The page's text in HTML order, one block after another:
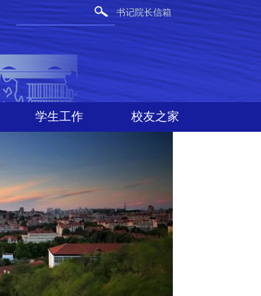
书记院长信箱
学生工作 校友之家